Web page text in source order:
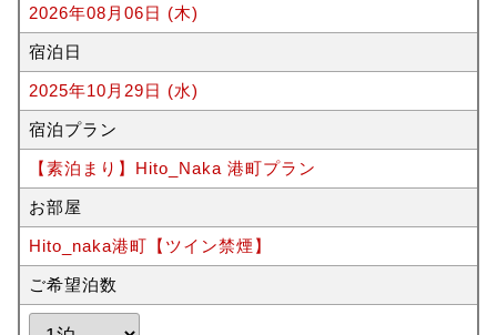
2026年08月06日 (木)
宿泊日
2025年10月29日 (水)
宿泊プラン
【素泊まり】Hito_Naka 港町プラン
お部屋
Hito_naka港町【ツイン禁煙】
ご希望泊数